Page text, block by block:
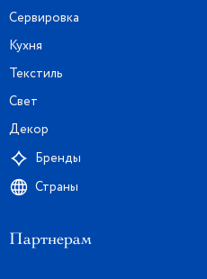
Сервировка
Кухня
Текстиль
Свет
Декор
Бренды
Страны
Партнерам